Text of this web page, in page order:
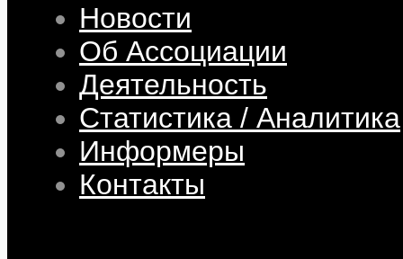
Новости
Об Ассоциации
Деятельность
Статистика / Аналитика
Информеры
Контакты